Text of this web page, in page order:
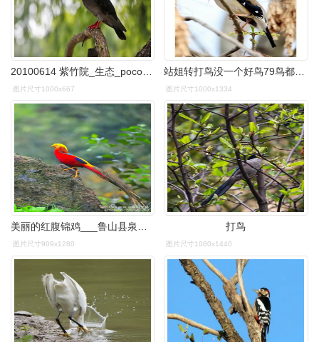
图片尺寸1000x667 图片尺寸1000x1334
美丽的红腹锦鸡___鲁山县泉水湾打鸟记
图片尺寸909x1280
打鸟
图片尺寸1080x1440